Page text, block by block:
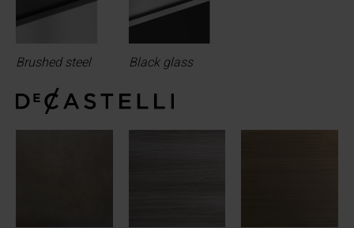
dalla Dichiarazione sui cookie.
Utilizziamo i cookie per personalizzare i contenuti e gli
annunci, fornire le funzioni dei social media e analizzare il
nostro traffico. Inoltre forniamo informazioni sul modo in
cui utilizzi il nostro sito ai nostri partner che si occupano
di analisi dei dati web, pubblicità e social media, i quali
Brushed steel Black glass